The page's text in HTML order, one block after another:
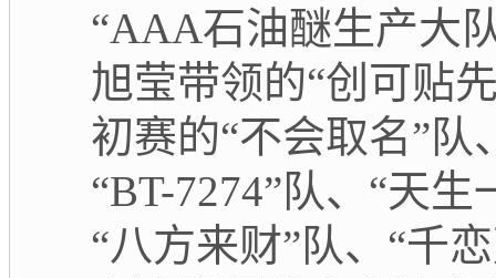
“AAA石油醚生产大
旭莹带领的“创可贴
初赛的“不会取名”队
“BT-7274”队、“天
“八方来财”队、“千